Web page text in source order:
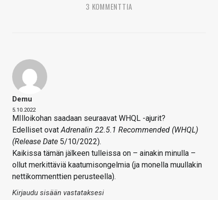
3 KOMMENTTIA
Demu
5.10.2022
MIlloikohan saadaan seuraavat WHQL -ajurit?
Edelliset ovat Adrenalin 22.5.1 Recommended (WHQL)
(Release Date 5/10/2022).
Kaikissa tämän jälkeen tulleissa on – ainakin minulla –
ollut merkittäviä kaatumisongelmia (ja monella muullakin
nettikommenttien perusteella).
Kirjaudu sisään vastataksesi